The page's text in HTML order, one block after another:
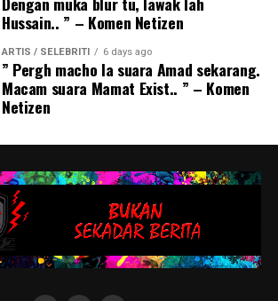
Hussain.. ” – Komen Netizen
ARTIS / SELEBRITI 6 days ago
” Pergh macho la suara Amad sekarang.
Macam suara Mamat Exist.. ” – Komen
Netizen